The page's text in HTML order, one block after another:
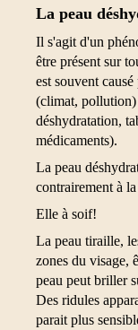
La peau
Il s'agit d'un
être présent sur
est souvent
(climat, pollution)
déshydratation,
médicaments).
La peau
contrairement à la
Elle à soif!
La peau tiraille,
zones du visage,
peau peut briller
Des ridules
parait plus